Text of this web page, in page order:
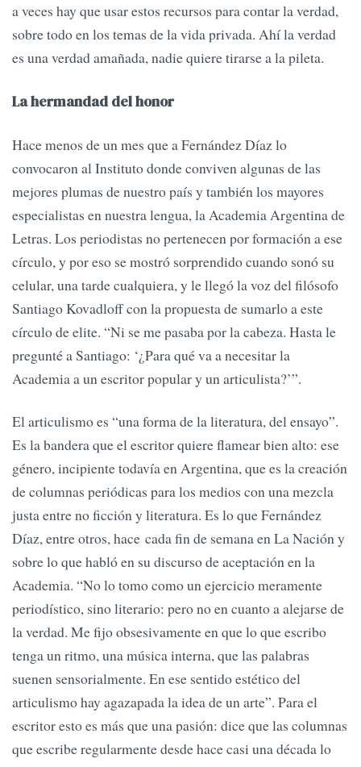
a veces hay que usar estos recursos para contar la verdad,
sobre todo en los temas de la vida privada. Ahí la verdad
es una verdad amañada, nadie quiere tirarse a la pileta.
La hermandad del honor
Hace menos de un mes que a Fernández Díaz lo
convocaron al Instituto donde conviven algunas de las
mejores plumas de nuestro país y también los mayores
especialistas en nuestra lengua, la Academia Argentina de
Letras. Los periodistas no pertenecen por formación a ese
círculo, y por eso se mostró sorprendido cuando sonó su
celular, una tarde cualquiera, y le llegó la voz del filósofo
Santiago Kovadloff con la propuesta de sumarlo a este
círculo de elite. “Ni se me pasaba por la cabeza. Hasta le
pregunté a Santiago: ‘¿Para qué va a necesitar la
Academia a un escritor popular y un articulista?’”.
El articulismo es “una forma de la literatura, del ensayo”.
Es la bandera que el escritor quiere flamear bien alto: ese
género, incipiente todavía en Argentina, que es la creación
de columnas periódicas para los medios con una mezcla
justa entre no ficción y literatura. Es lo que Fernández
Díaz, entre otros, hace cada fin de semana en La Nación y
sobre lo que habló en su discurso de aceptación en la
Academia. “No lo tomo como un ejercicio meramente
periodístico, sino literario: pero no en cuanto a alejarse de
la verdad. Me fijo obsesivamente en que lo que escribo
tenga un ritmo, una música interna, que las palabras
suenen sensorialmente. En ese sentido estético del
articulismo hay agazapada la idea de un arte”. Para el
escritor esto es más que una pasión: dice que las columnas
que escribe regularmente desde hace casi una década lo